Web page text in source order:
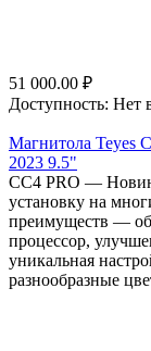
51 000.00 ₽
Доступность: Нет
Магнитола Teyes
2023 9.5"
СС4 PRO —
установку на
преимуществ —
процессор,
уникальная
разнообразные